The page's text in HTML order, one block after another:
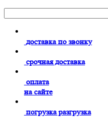
доставка по звонку
срочная доставка
оплата
на сайте
погрузка разгрузка